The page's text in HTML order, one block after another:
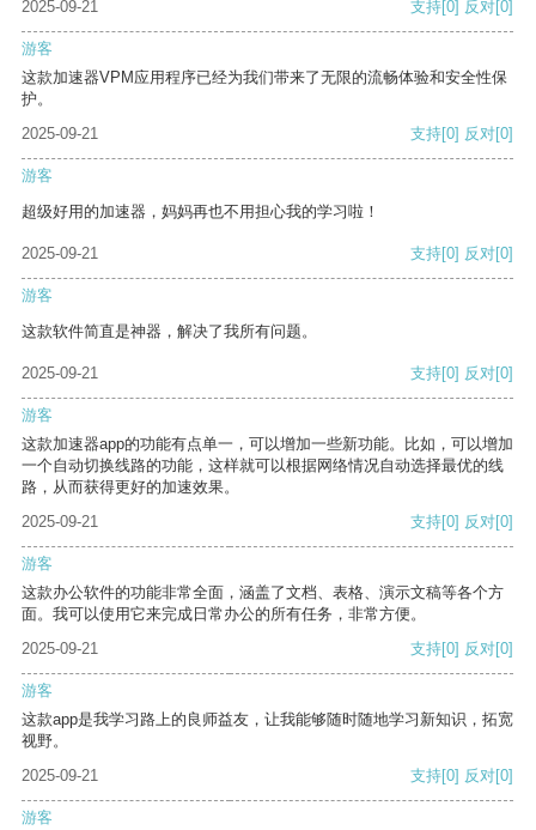
2025-09-21 支持[0] 反对[0]
游客
这款加速器VPM应用程序已经为我们带来了无限的流畅体验和安全性保
护。
2025-09-21
支持[0] 反对[0]
游客
超级好用的加速器，妈妈再也不用担心我的学习啦！
2025-09-21 支持[0] 反对[0]
游客
这款软件简直是神器，解决了我所有问题。
2025-09-21 支持[0] 反对[0]
游客
这款加速器app的功能有点单一，可以增加一些新功能。比如，可以增加
一个自动切换线路的功能，这样就可以根据网络情况自动选择最优的线
路，从而获得更好的加速效果。
2025-09-21
支持[0] 反对[0]
游客
这款办公软件的功能非常全面，涵盖了文档、表格、演示文稿等各个方
面。我可以使用它来完成日常办公的所有任务，非常方便。
2025-09-21
支持[0] 反对[0]
游客
这款app是我学习路上的良师益友，让我能够随时随地学习新知识，拓宽
视野。
2025-09-21
支持[0] 反对[0]
游客